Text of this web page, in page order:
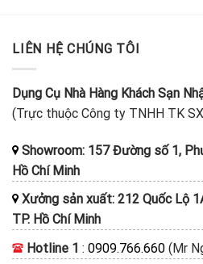
LIÊN HỆ CHÚNG TÔI
Dụng Cụ Nhà Hàng Khách Sạn
(Trực thuộc Công ty TNHH TK
Showroom: 157 Đường số 1,
Hồ Chí Minh
Xưởng sản xuất: 212 Quốc Lộ
TP. Hồ Chí Minh
Hotline 1 : 0909.766.660 (Mr